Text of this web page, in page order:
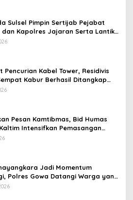
Sulsel Pimpin Sertijab Pejabat
dan Kapolres Jajaran Serta Lantik
dan Kapolresta Gowa
Pencurian Kabel Tower, Residivis
Kabur Berhasil Ditangkap
di Jeneponto
Pesan Kamtibmas, Bid Humas
Intensifkan Pemasangan
serta Pembagian Stiker
Jadi Momentum
Polres Gowa Datangi Warga yang